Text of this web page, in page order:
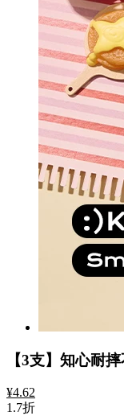
【3支】知心耐
¥4.62
1.7折